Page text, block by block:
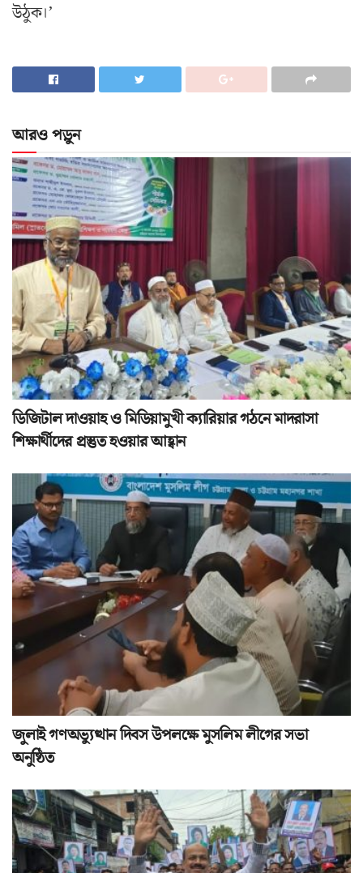
উঠুক।’
আরও পড়ুন
ডিজিটাল দাওয়াহ ও মিডিয়ামুখী ক্যারিয়ার গঠনে মাদরাসা
শিক্ষার্থীদের প্রস্তুত হওয়ার আহ্বান
জুলাই গণঅভ্যুত্থান দিবস উপলক্ষে মুসলিম লীগের সভা
অনুষ্ঠিত